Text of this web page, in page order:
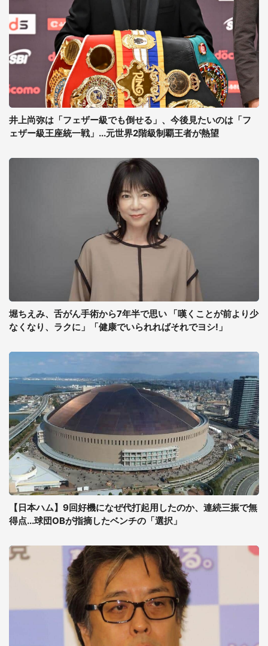
井上尚弥は「フェザー級でも倒せる」、今後見たいのは「フ
ェザー級王座統一戦」...元世界2階級制覇王者が熱望
堀ちえみ、舌がん手術から7年半で思い 「嘆くことが前より少
なくなり、ラクに」「健康でいられればそれでヨシ!」
【日本ハム】9回好機になぜ代打起用したのか、連続三振で無
得点...球団OBが指摘したベンチの「選択」